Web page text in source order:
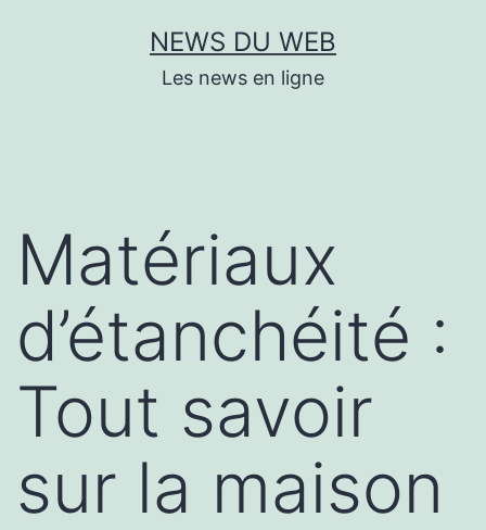
NEWS DU WEB
Les news en ligne
Matériaux
d’étanchéité :
Tout savoir
sur la maison